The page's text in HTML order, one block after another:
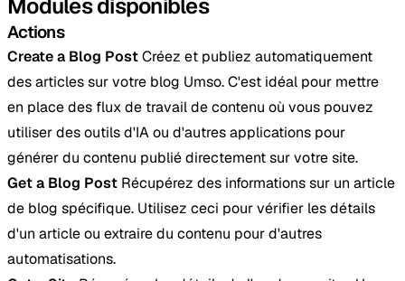
Modules disponibles
Actions
Create a Blog PostCréez et publiez automatiquement
des articles sur votre blog Umso. C'est idéal pour mettre
en place des flux de travail de contenu où vous pouvez
utiliser des outils d'IA ou d'autres applications pour
générer du contenu publié directement sur votre site.
Get a Blog Post Récupérez des informations sur un article
de blog spécifique. Utilisez ceci pour vérifier les détails
d'un article ou extraire du contenu pour d'autres
automatisations.